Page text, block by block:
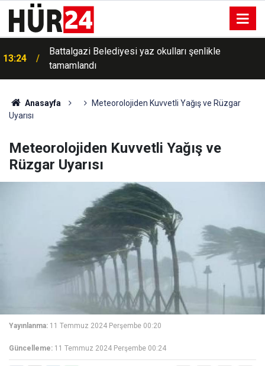
13:24
Battalgazi Belediyesi yaz okulları şenlikle
tamamlandı
Anasayfa
Meteorolojiden Kuvvetli Yağış ve Rüzgar
Uyarısı
Meteorolojiden Kuvvetli Yağış ve
Rüzgar Uyarısı
Yayınlanma: 11 Temmuz 2024 Perşembe 00:20
Güncelleme: 11 Temmuz 2024 Perşembe 00:24